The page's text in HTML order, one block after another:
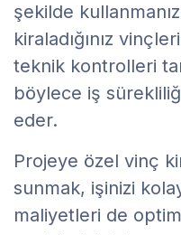
şekilde
kiraladığınız
teknik kontrolleri
böylece iş
eder.
Projeye özel vinç
sunmak, işinizi
maliyetleri de